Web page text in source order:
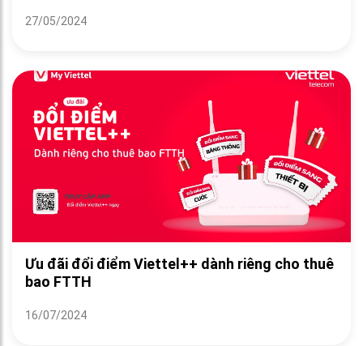
27/05/2024
Ưu đãi đổi điểm Viettel++ dành riêng cho thuê
bao FTTH
16/07/2024